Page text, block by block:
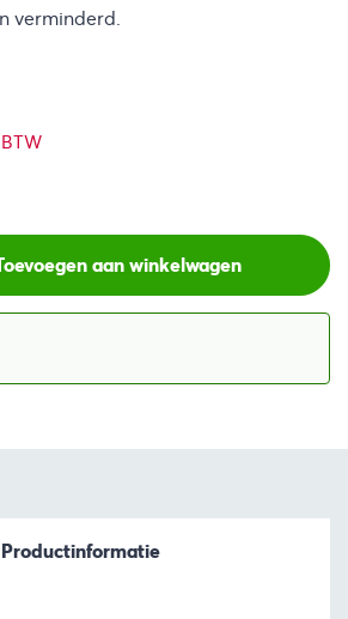
verminderd.
aan winkelwagen
Productinformatie